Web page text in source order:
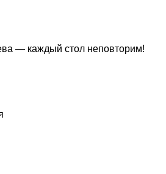
— каждый стол неповторим!